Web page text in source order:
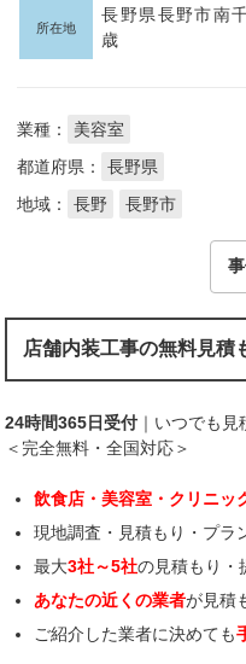
所在地
長野県長野市南
歳
業種：
美容室
都道府県：
長野県
地域：
長野 長野市
店舗内装工事の無料見積
24時間365日受付 ｜いつでも
＜完全無料・全国対応＞
飲食店・美容室・クリニッ
現地調査・見積もり・プラ
最大3社～5社の見積もり・
あなたの近くの業者が見積
ご紹介した業者に決めても